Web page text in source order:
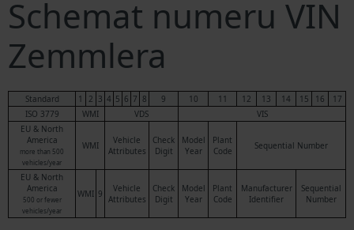
Schemat numeru VIN
Zemmlera
Standard 1 2 3 4 5 6 7 8 9 10 11 12 13 14 15 16
17
ISO 3779
WMI VDS
VIS
EU & North
America
more than 500
vehicles/year
WMI
Vehicle
Attributes
Check
Digit
Model
Year
Plant
Code
Sequential Number
EU & North
America
500 or fewer
vehicles/year
WMI 9
Vehicle
Attributes
Check
Digit
Model
Year
Plant
Code
Manufacturer
Identifier
Sequential
Number